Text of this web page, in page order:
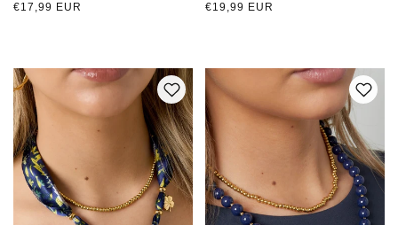
Normale
€17,99 EUR
Normale
€19,99 EUR